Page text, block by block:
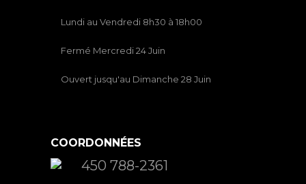
Lundi au Vendredi 8h30 à 18h00
Fermé Mercredi 24 Juin
Ouvert jusqu'au Dimanche 28 Juin
COORDONNÉES
450 788-2361